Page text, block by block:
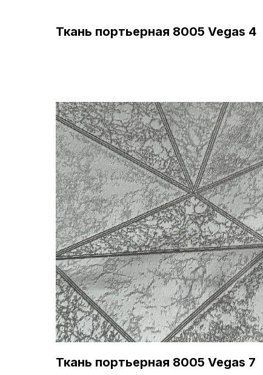
Ткань портьерная 8005 Vegas 4
Ткань портьерная 8005 Vegas 7